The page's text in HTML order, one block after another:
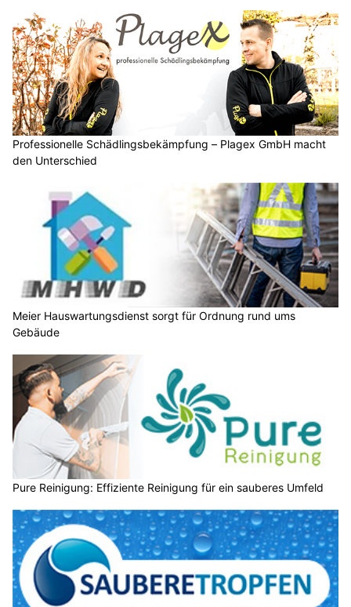
Professionelle Schädlingsbekämpfung – Plagex GmbH macht
den Unterschied
Meier Hauswartungsdienst sorgt für Ordnung rund ums
Gebäude
Pure Reinigung: Effiziente Reinigung für ein sauberes Umfeld